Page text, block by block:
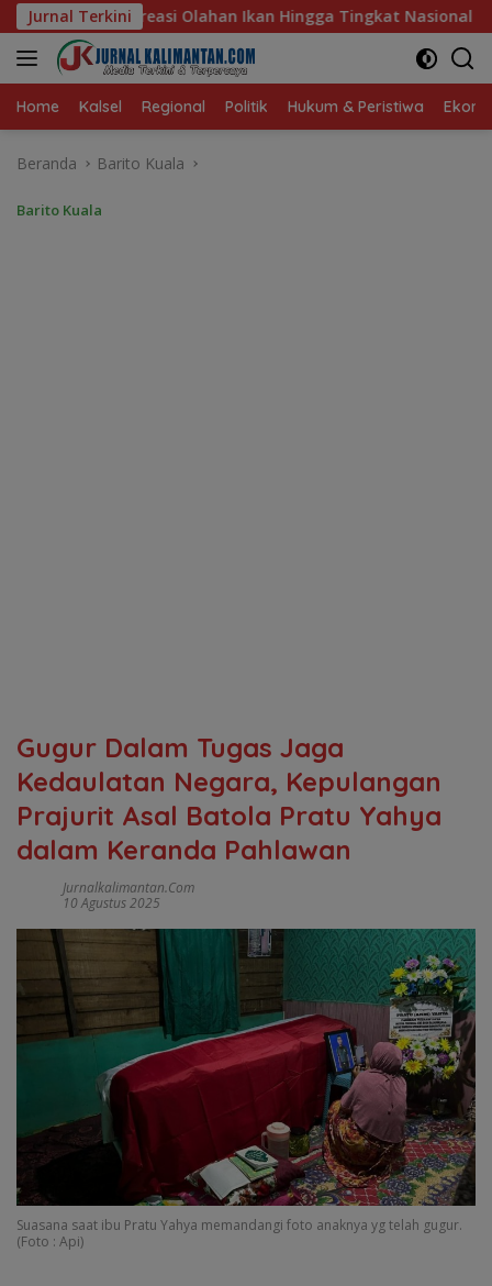
Langsung
ke
konten
Jurnal Terkini
Hingga Tingkat Nasional Pada Lomba Masak Serba Ikan
Home Kalsel Regional Politik Hukum & Peristiwa
Beranda Barito Kuala
Barito Kuala
Gugur Dalam Tugas Jaga
Kedaulatan Negara, Kepulangan
Prajurit Asal Batola Pratu Yahya
dalam Keranda Pahlawan
Jurnalkalimantan.com
10 Agustus 2025
Suasana saat ibu Pratu Yahya memandangi foto anaknya yg telah gugur.
(Foto : Api)